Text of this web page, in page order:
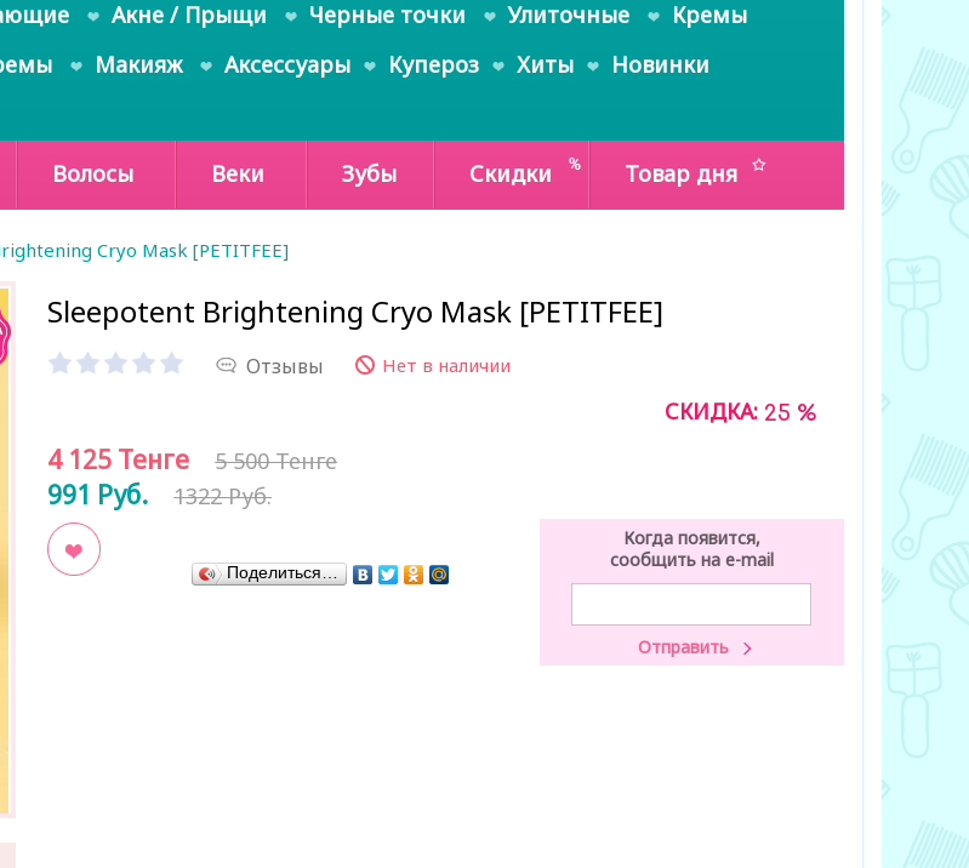
Акне / Прыщи Черные точки Улиточные
Кремы
Макияж Аксессуары Купероз Хиты
Новинки
Волосы Веки Зубы Скидки Товар дня
Cryo Mask [PETITFEE]
Sleepotent Brightening Cryo Mask [PETITFEE]
Отзывы Нет в наличии
СКИДКА: 25 %
4 125 Тенге 5 500 Тенге
991 Руб. 1322 Руб.
Когда появится,
сообщить на e-mail
Поделиться…